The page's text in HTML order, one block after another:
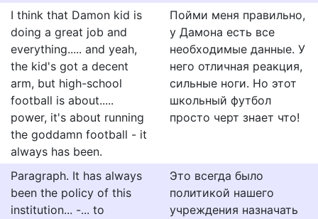
I think that Damon kid is
doing a great job and
everything..... and yeah,
the kid's got a decent
arm, but high-school
football is about.....
power, it's about running
the goddamn football - it
always has been.
Пойми меня правильно,
у Дамона есть все
необходимые данные. У
него отличная реакция,
сильные ноги. Но этот
школьный футбол
просто черт знает что!
Paragraph. It has always
been the policy of this
institution... -... to
Это всегда было
политикой нашего
учреждения назначать